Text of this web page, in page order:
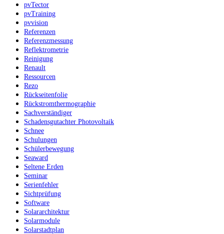
pvTector
pvTraining
pvvision
Referenzen
Referenzmessung
Reflektrometrie
Reinigung
Renault
Ressourcen
Rezo
Rückseitenfolie
Rückstromthermographie
Sachverständiger
Schadensgutachter Photovoltaik
Schnee
Schulungen
Schülerbewegung
Seaward
Seltene Erden
Seminar
Serienfehler
Sichtprüfung
Software
Solararchitektur
Solarmodule
Solarstadtplan